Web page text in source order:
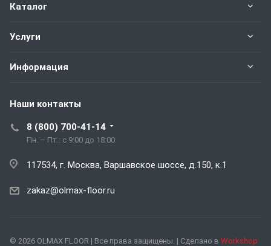
Каталог
Услуги
Информация
Наши контакты
8 (800) 700-41-14
Пн. – Пт.: с 9:00 до 18:00
117534, г. Москва, Варшавское шоссе, д.150, к.1
zakaz@olmax-floor.ru
© 2026 OLMAX FLOOR | Все права защищены. | Сделано в Workshop